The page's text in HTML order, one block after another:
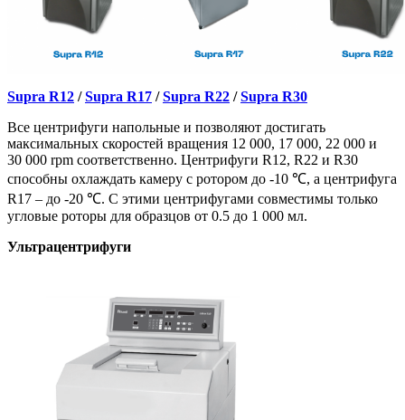
Supra R12 /Supra R17 /Supra R22 /Supra R30
Все центрифуги напольные и позволяют достигать
максимальных скоростей вращения 12 000, 17 000, 22 000 и
30 000 rpm соответственно. Центрифуги R12, R22 и R30
способны охлаждать камеру с ротором до -10 ℃, а центрифуга
R17 – до -20 ℃. С этими центрифугами совместимы только
угловые роторы для образцов от 0.5 до 1 000 мл.
Ультрацентрифуги